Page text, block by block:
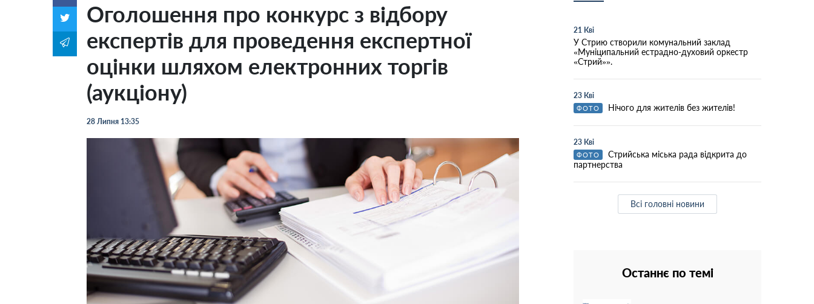
Оголошення про конкурс з відбору
експертів для проведення експертної
оцінки шляхом електронних торгів
(аукціону)
28 Липня 13:35
21 Кві
У Стрию створили комунальний заклад
«Муніципальний естрадно-духовий оркестр
«Стрий»».
23 Кві
ФОТО Нічого для жителів без жителів!
23 Кві
ФОТО
Стрийська міська рада відкрита до
партнерства
Всі головні новини
Останнє по темі